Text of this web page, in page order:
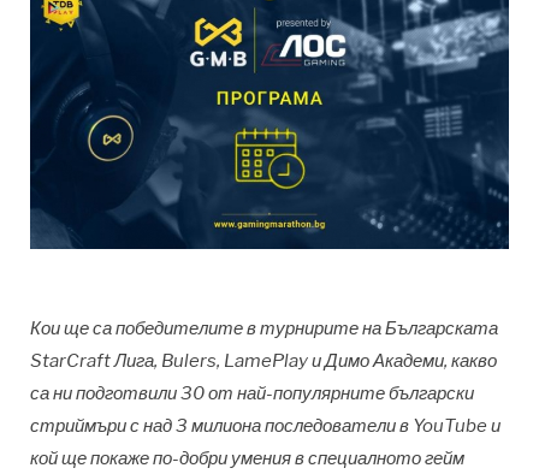
Кои ще са победителите в турнирите на Българската
StarCraft Лига, Bulers, LamePlay и Димо Академи, какво
са ни подготвили 30 от най-популярните български
стриймъри с над 3 милиона последователи в YouTube и
кой ще покаже по-добри умения в специалното гейм